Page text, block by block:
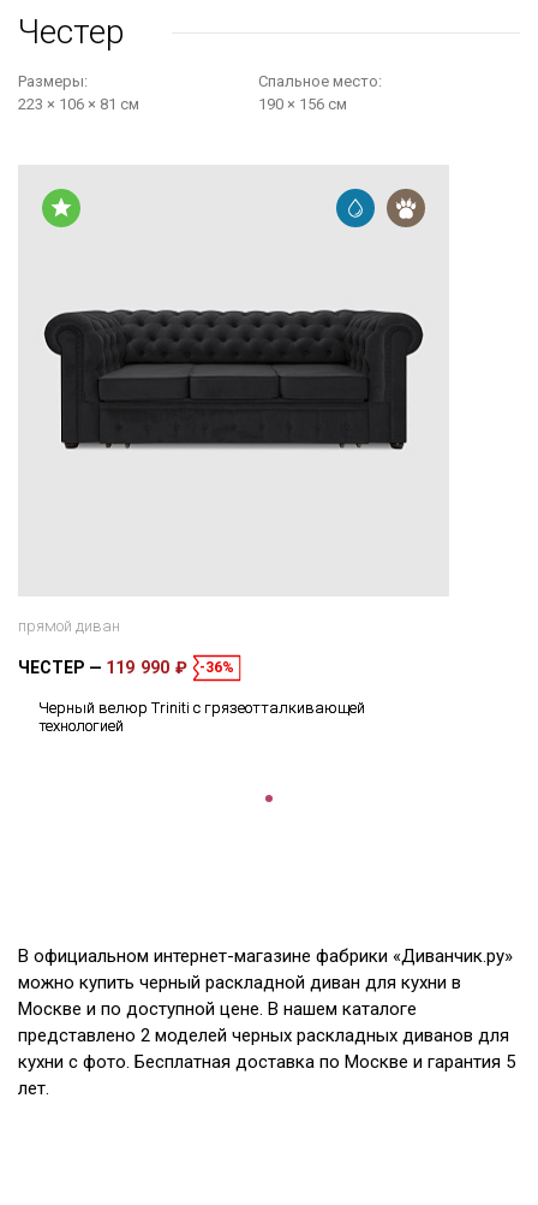
Честер
Размеры:
223 × 106 × 81 см
Cпальное место:
190 × 156 см
прямой диван
ЧЕСТЕР 119 990 ₽ -36%
Черный велюр Triniti с грязеотталкивающей
технологией
В официальном интернет-магазине фабрики «Диванчик.ру»
можно купить черный раскладной диван для кухни в
Москве и по доступной цене. В нашем каталоге
представлено 2 моделей черных раскладных диванов для
кухни с фото. Бесплатная доставка по Москве и гарантия 5
лет.